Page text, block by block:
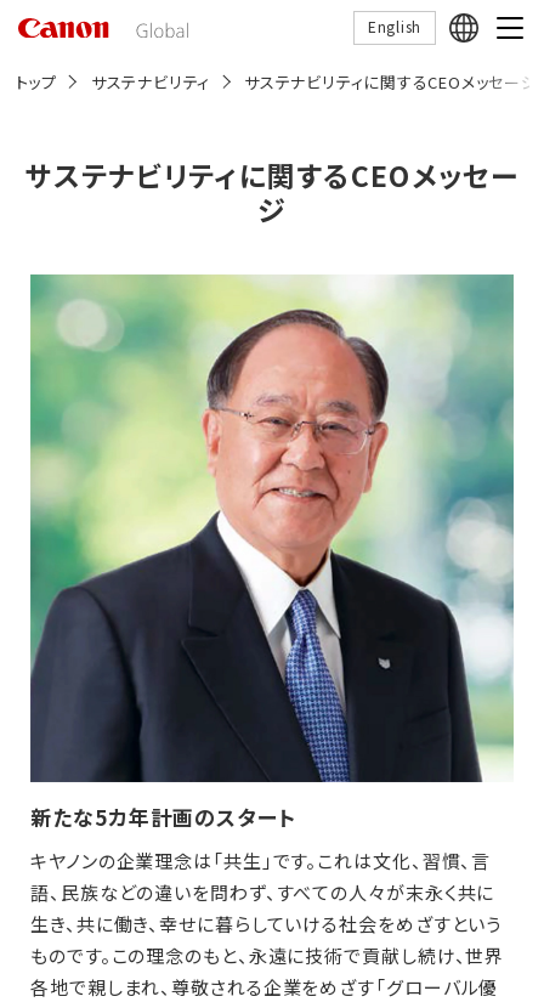
English
トップ サステナビリティ サステナビリティに関するCEOメッセージ
サステナビリティに関するCEOメッセー
ジ
新たな5カ年計画のスタート
キヤノンの企業理念は「共生」です。これは文化、習慣、言
語、民族などの違いを問わず、すべての人々が末永く共に
生き、共に働き、幸せに暮らしていける社会をめざすという
ものです。この理念のもと、永遠に技術で貢献し続け、世界
各地で親しまれ、尊敬される企業をめざす「グローバル優